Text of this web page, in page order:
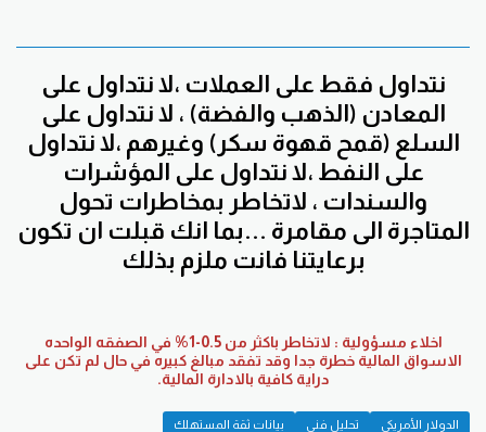
نتداول فقط على العملات ،لا نتداول على
المعادن (الذهب والفضة) ، لا نتداول على
السلع (قمح قهوة سكر) وغيرهم ،لا نتداول
على النفط ،لا نتداول على المؤشرات
والسندات ، لاتخاطر بمخاطرات تحول
المتاجرة الى مقامرة ...بما انك قبلت ان تكون
برعايتنا فانت ملزم بذلك
اخلاء مسؤولية : لاتخاطر باكثر من 0.5-1% في الصفقه الواحده
الاسواق المالية خطرة جدا وقد تفقد مبالغ كبيره في حال لم تكن على
دراية كافية بالادارة المالية.
الدولار الأمريكي تحليل فني بيانات ثقة المستهلك